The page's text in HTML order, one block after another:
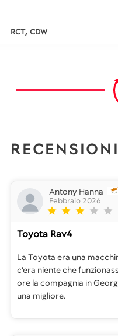
RCT, CDW
Antony Hanna
Febbraio 2026
Toyota Rav4
La Toyota era una
c'era niente che
ore la compagnia in
una migliore.